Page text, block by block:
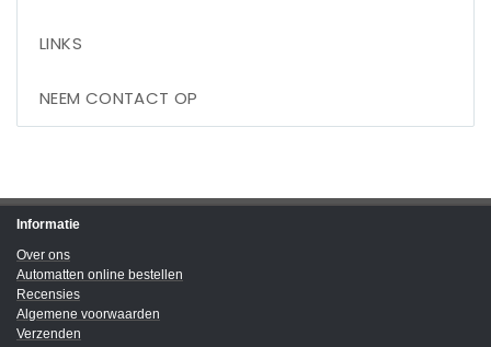
LINKS
NEEM CONTACT OP
Informatie
Over ons
Automatten online bestellen
Recensies
Algemene voorwaarden
Verzenden